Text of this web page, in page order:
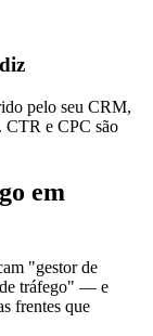
pelo seu CRM,
CTR e CPC são
em
"gestor de
de tráfego" — e
frentes que